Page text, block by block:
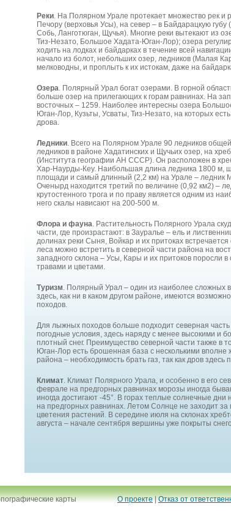
Реки. На Полярном Урале протекает множество рек и
Печору (верховья Усы), на север – в Байдарацкую
Собь, Ланготюган, Щучья). Многие реки вытекают из
Тиз-Незато, Большое Хадата-Юган-Лор); озера
ходить на лодках и байдарках в течение всей
начало из болот, небольших озер, ледников (Малая
мелководны, и проплыть к их истокам, даже на
Озера. Полярный Урал богат озерами. В горной
больше озер на прилегающих к горам равнинах. На
восточных – 1259. Наиболее интересны озера
Юган-Лор, Кузьты, Усваты, Тиз-Незато, на которых
дрова.
Ледники. Всего на Полярном Урале 90 ледников
ледников в районе Хадатинских и Щучьих озер, на
(Института географии АН СССР). Он расположен в
Хар-Наурды-Кеу. Наибольшая длина ледника 1800 м,
площади и самый длинный (2,2 км) на Урале – ледник
Оченырд находится третий по величине (0,92 км2) –
крутостенного трога и по праву является одним из
него скалы нависают на 200-500 м.
Флора и фауна. Растительность Полярного Урала
части, где произрастают: в Зауралье – ель и
долинах реки Сыня, Войкар и их притоках
леса можно встретить в северной части района на
западного склона – Усы, Кары и их притоков поросли
травами и цветами.
Туризм. Полярный Урал – один из наиболее сложных
здесь, как ни в каком другом районе, имеются
походов.
Для лыжных походов больше подходит северная
погодные условия, здесь наряду с менее высокими и
плотный снег. Преимущество северной части также в
Юган-Лор есть брошенная база с несколькими
района – необходимость брать газ, так как дров здесь
Климат. Климат Полярного Урала, и особенно в его
феврале на предгорных равнинах морозы иногда
иногда достигают -45°. В горах теплые солнечные
на предгорных равнинах. Летом Солнце не заходит за
цветения растений. В середине июля на склонах
августа – начале сентября вершины уже покрыты
карты О проекте|Отказ от